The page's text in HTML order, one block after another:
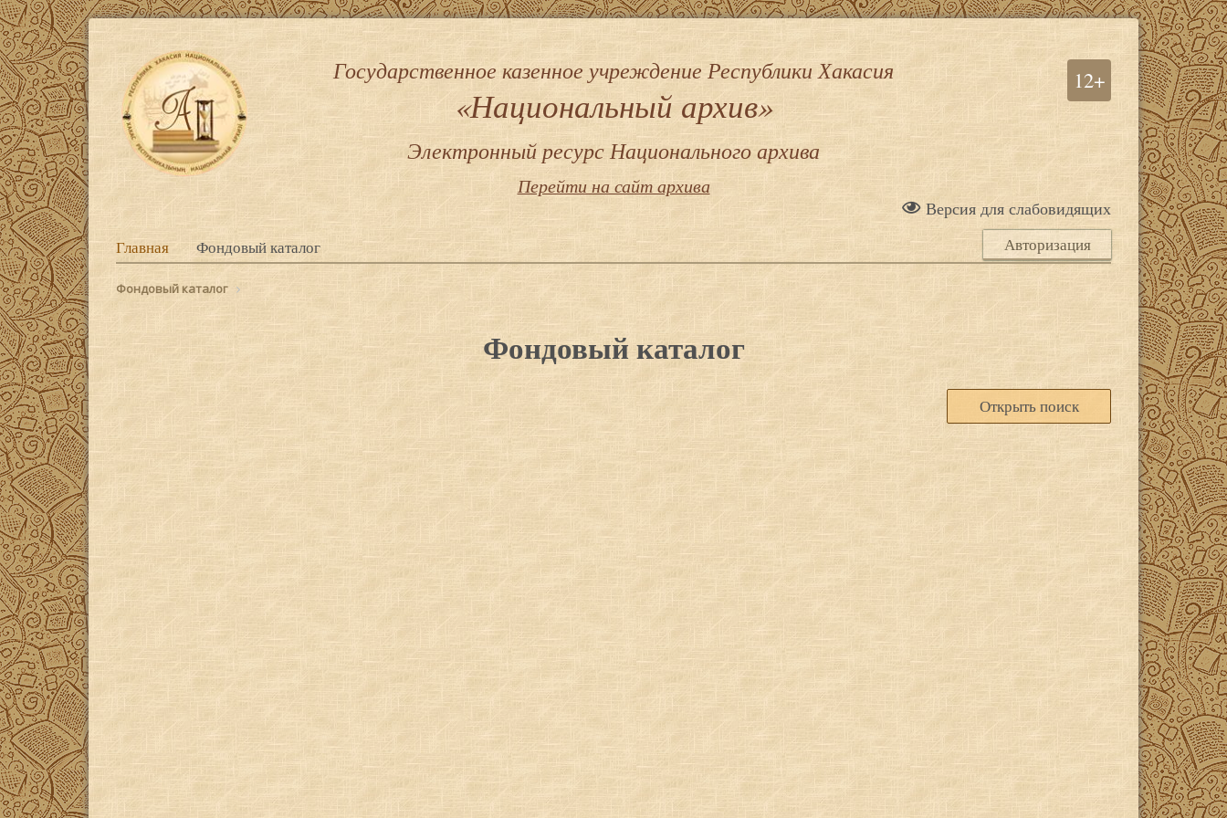
Государственное казенное учреждение Республики Хакасия
«Национальный архив»
Электронный ресурс Национального архива
Перейти на сайт архива
12+
Версия для слабовидящих
Главная Фондовый каталог Авторизация
Фондовый каталог
Фондовый каталог
Открыть поиск